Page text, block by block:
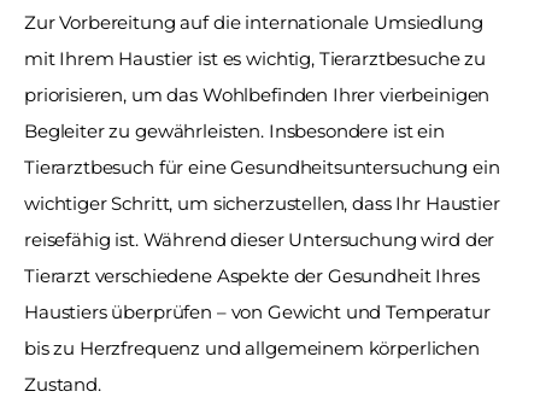
Zur Vorbereitung auf die internationale Umsiedlung
mit Ihrem Haustier ist es wichtig, Tierarztbesuche zu
priorisieren, um das Wohlbefinden Ihrer vierbeinigen
Begleiter zu gewährleisten. Insbesondere ist ein
Tierarztbesuch für eine Gesundheitsuntersuchung ein
wichtiger Schritt, um sicherzustellen, dass Ihr Haustier
reisefähig ist. Während dieser Untersuchung wird der
Tierarzt verschiedene Aspekte der Gesundheit Ihres
Haustiers überprüfen – von Gewicht und Temperatur
bis zu Herzfrequenz und allgemeinem körperlichen
Zustand.